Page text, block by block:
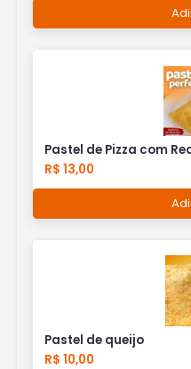
Pastel de Pizza com
R$ 13,00
Pastel de queijo
R$ 10,00